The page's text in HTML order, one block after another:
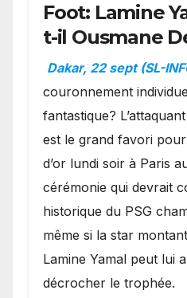
Foot: Lamine
t-il Ousmane
Ballon d’or ?
Dakar, 22 sept (SL-
couronnement
fantastique?
est le grand favori
d’or lundi soir à Paris
cérémonie qui devrait
historique du PSG
même si la star
Lamine Yamal peut lui
décrocher le trophée.